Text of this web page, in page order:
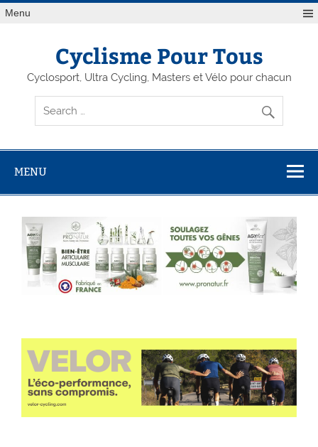
Menu
Cyclisme Pour Tous
Cyclosport, Ultra Cycling, Masters et Vélo pour chacun
MENU